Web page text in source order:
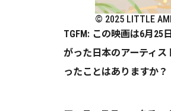
© 2025 LITTLE
TGFM: この映画は6月
がった日本のアーティ
ったことはありますか？